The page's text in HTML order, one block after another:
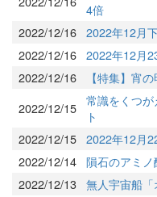
4倍
2022/12/16 2022年12月
2022/12/16 2022年12月
2022/12/16
【特集】宵
2022/12/15 常識をくつ
ト
2022/12/15 2022年12月
2022/12/14 隕石のアミ
2022/12/13 無人宇宙船